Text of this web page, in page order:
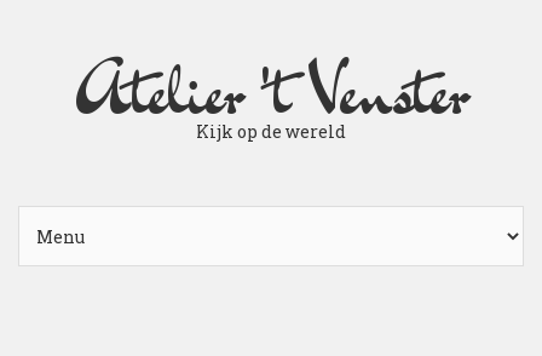
Atelier 't Venster
Kijk op de wereld